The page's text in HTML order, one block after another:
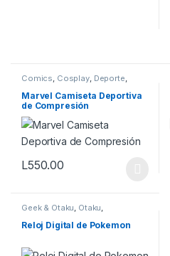
Comics Cosplay, Deporte
Ropa Vestimenta & Moda
Marvel Camiseta Deportiva
de Compresión
L550.00
Geek & Otaku, Otaku,
Reloj Digital de Pokemon